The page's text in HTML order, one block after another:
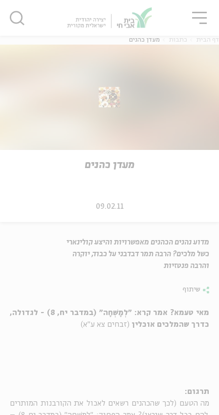
דף הבית כתבות מעדן כהנים
מעדן כהנים
09.02.11
מדוע נהנים הכהנים מאפשרויות והיצע קולינארי
כשל מלכים? הרבה תמר דבדבני על כבוד, יוקרה
והרבה פנטזיות
שיתוף
מאי טעמא? אמר קרא: "לְמָשְׁחָה" (במדבר יח, 8) - לגדולה,
כדרך שהמלכים אוכלין (זבחים צא ע"א)
תרגום:
מה הטעם (לכך שהכהנים רשאים לאכול את הקורבנות המותרים
סגור